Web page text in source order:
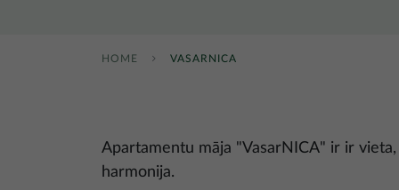
HOME VASARNICA
Apartamentu māja "VasarNICA" ir ir
harmonija.